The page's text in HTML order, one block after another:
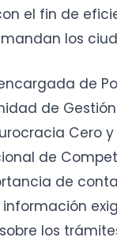
el fin de
los
de
de
Cero
de
de
los